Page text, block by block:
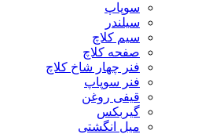
سوپاپ
سیلندر
سیم کلاچ
صفحه کلاچ
فنر چهار شاخ کلاچ
فنر سوپاپ
قیفی روغن
گیربکس
میل انگشتی